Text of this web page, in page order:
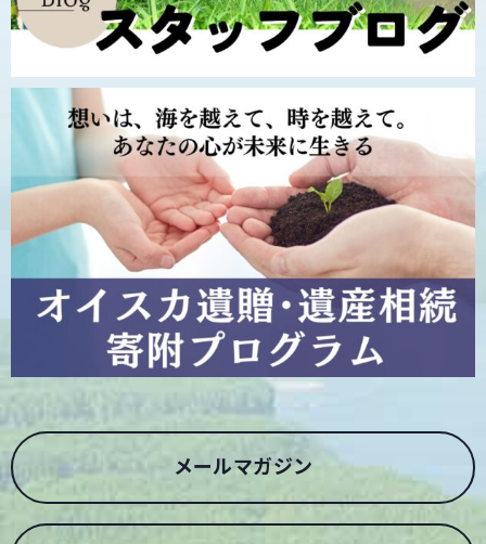
メールマガジン